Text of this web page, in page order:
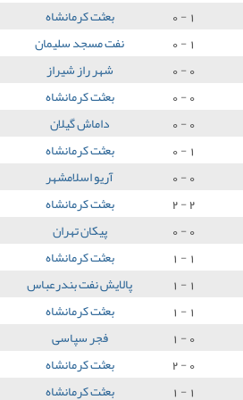
1 - 0 بعثت کرمانشاه
1 - 0 نفت مسجد سلیمان
0 - 0 شهر راز شیراز
0 - 0 بعثت کرمانشاه
0 - 0 داماش گیلان
1 - 0 بعثت کرمانشاه
0 - 0 آریو اسلامشهر
2 - 2 بعثت کرمانشاه
0 - 0 پیکان تهران
1 - 1 بعثت کرمانشاه
1 - 1 پالایش نفت بندرعباس
1 - 1 بعثت کرمانشاه
0 - 1 فجر سپاسی
0 - 2 بعثت کرمانشاه
1 - 1 بعثت کرمانشاه